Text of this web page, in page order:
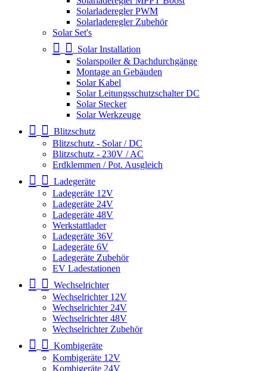
Solarladeregler PWM
Solarladeregler Zubehör
Solar Set's
Solar Installation
Solarspoiler & Dachdurchgänge
Montage an Gebäuden
Solar Kabel
Solar Leitungsschutzschalter DC
Solar Stecker
Solar Werkzeuge
Blitzschutz
Blitzschutz - Solar / DC
Blitzschutz - 230V / AC
Erdklemmen / Pot. Ausgleich
Ladegeräte
Ladegeräte 12V
Ladegeräte 24V
Ladegeräte 48V
Werkstattlader
Ladegeräte 36V
Ladegeräte 6V
Ladegeräte Zubehör
EV Ladestationen
Wechselrichter
Wechselrichter 12V
Wechselrichter 24V
Wechselrichter 48V
Wechselrichter Zubehör
Kombigeräte
Kombigeräte 12V
Kombigeräte 24V